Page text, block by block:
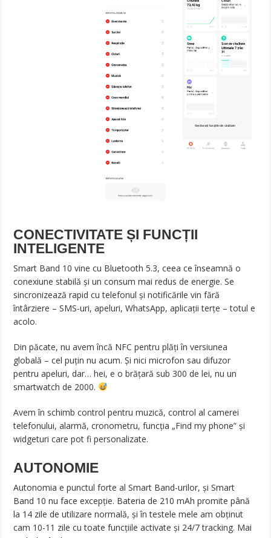
CONECTIVITATE ȘI FUNCȚII
INTELIGENTE
Smart Band 10 vine cu Bluetooth 5.3, ceea ce înseamnă o
conexiune stabilă și un consum mai redus de energie. Se
sincronizează rapid cu telefonul și notificările vin fără
întârziere – SMS-uri, apeluri, WhatsApp, aplicații terțe – totul e
acolo.
Din păcate, nu avem încă NFC pentru plăți în versiunea
globală – cel puțin nu acum. Și nici microfon sau difuzor
pentru apeluri, dar… hei, e o brățară sub 300 de lei, nu un
smartwatch de 2000.
Avem în schimb control pentru muzică, control al camerei
telefonului, alarmă, cronometru, funcția „Find my phone” și
widgeturi care pot fi personalizate.
AUTONOMIE
Autonomia e punctul forte al Smart Band-urilor, și Smart
Band 10 nu face excepție. Bateria de 210 mAh promite până
la 14 zile de utilizare normală, și în testele mele am obținut
cam 10-11 zile cu toate funcțiile activate și 24/7 tracking. Mai